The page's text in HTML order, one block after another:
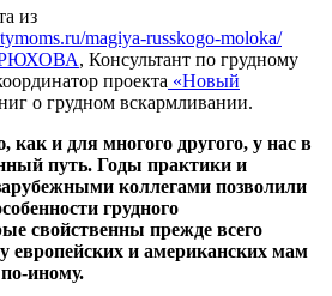
из
magiya-russkogo-moloka/
, Консультант по грудному
проекта «Новый
о грудном вскармливании.
как и для многого другого, у нас в
путь. Годы практики и
коллегами позволили
грудного
свойственны прежде всего
европейских и американских мам
иному.